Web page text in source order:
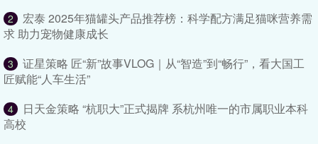
2
宏泰 2025年猫罐头产品推荐榜：科学配方满足猫咪营养需
求 助力宠物健康成长
3
证星策略 匠“新”故事VLOG｜从“智造”到“畅行”，看大国工
匠赋能“人车生活”
4
日天金策略 “杭职大”正式揭牌 系杭州唯一的市属职业本科
高校